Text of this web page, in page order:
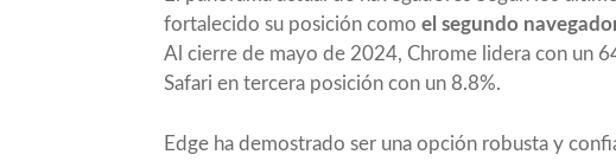
fortalecido su posición como el segundo
Al cierre de mayo de 2024, Chrome lidera con un
Safari en tercera posición con un 8.8%.
Edge ha demostrado ser una opción robusta y